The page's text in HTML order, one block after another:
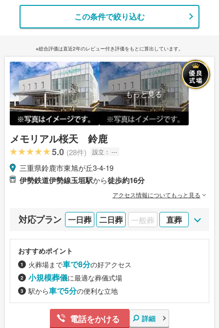
この条件で絞り込む
※総合評価は直近2年のレビュー付き評価をもとに算出しています。
もっと見る
メモリアル桜天 鈴鹿
5.0 (28件) 設立： ---
三重県鈴鹿市東旭が丘3-4-19
伊勢鉄道伊勢線玉垣駅から徒歩約16分
アクセス情報についてもっと見る
対応プラン 一日葬 二日葬 一般葬 直葬
おすすめポイント
火葬場まで車で8分の好アクセス
小規模葬儀に最適な葬儀式場
駅から車で5分の便利な立地
電話をかける 詳細